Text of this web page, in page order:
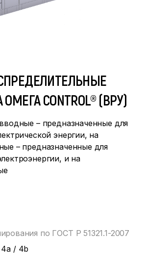
CONTROL® (ВРУ)
– предназначенные для
энергии, на
– предназначенные для
и на
по ГОСТ Р 51321.1-2007
/ 4b